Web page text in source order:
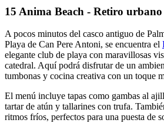
15 Anima Beach - Retiro urbano
A pocos minutos del casco antiguo de
Playa de Can Pere Antoni, se encuentra el
elegante club de playa con maravillosas
catedral. Aquí podrá disfrutar de un
tumbonas y cocina creativa con un toque
El menú incluye tapas como gambas al
tartar de atún y tallarines con trufa.
ritmos fríos, perfectos para una puesta de